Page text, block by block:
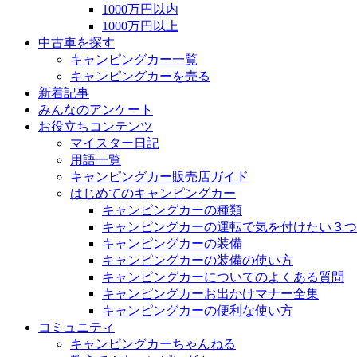
1000万円以内
1000万円以上
中古車を探す
キャンピングカー一覧
キャンピングカーを売る
新着記事
みんなのアンケート
お役立ちコンテンツ
マイスター日記
用語一覧
キャンピングカー販売店ガイド
はじめてのキャンピングカー
キャンピングカーの種類
キャンピングカーの運転で気を付けたい３
キャンピングカーの装備
キャンピングカーの装備の使い方
キャンピングカーについてのよくある質問
キャンピングカーお出かけマナー全集
キャンピングカーの便利な使い方
コミュニティ
キャンピングカーちゃんねる